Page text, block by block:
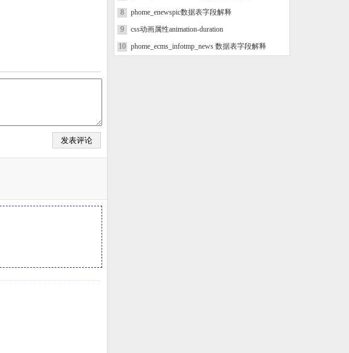
8
phome_enewspic数据表字段解释
9
css动画属性animation-duration
10 phome_ecms_infotmp_news 数据表字段解释